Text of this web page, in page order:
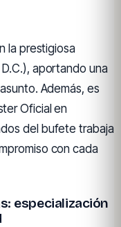
la prestigiosa
aportando una
Además, es
Oficial en
del bufete trabaja
con cada
especialización